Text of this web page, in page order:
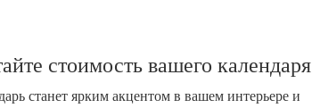
стоимость вашего календаря
станет ярким акцентом в вашем интерьере и